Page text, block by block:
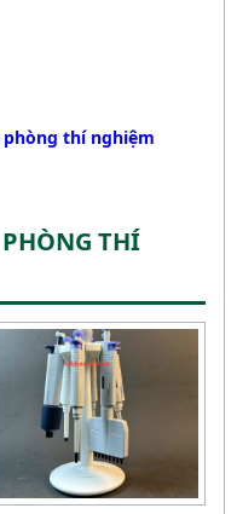
thí nghiệm
THÍ